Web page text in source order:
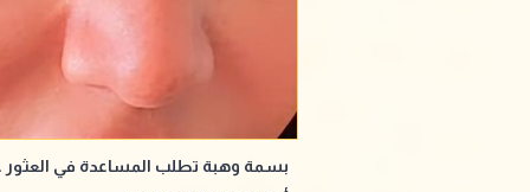
بسمة وهبة تطلب المساعدة في العثور